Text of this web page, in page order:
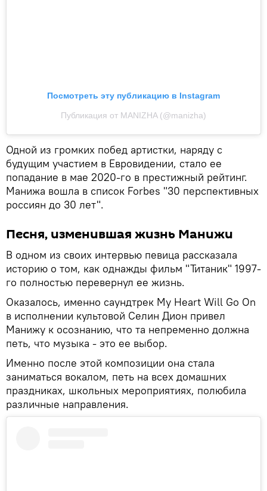
Посмотреть эту публикацию в Instagram
Публикация от MANIZHA (@manizha)
Одной из громких побед артистки, наряду с
будущим участием в Евровидении, стало ее
попадание в мае 2020-го в престижный рейтинг.
Манижа вошла в список Forbes "30 перспективных
россиян до 30 лет".
Песня, изменившая жизнь Манижи
В одном из своих интервью певица рассказала
историю о том, как однажды фильм "Титаник" 1997-
го полностью перевернул ее жизнь.
Оказалось, именно саундтрек My Heart Will Go On
в исполнении культовой Селин Дион привел
Манижу к осознанию, что та непременно должна
петь, что музыка - это ее выбор.
Именно после этой композиции она стала
заниматься вокалом, петь на всех домашних
праздниках, школьных мероприятиях, полюбила
различные направления.